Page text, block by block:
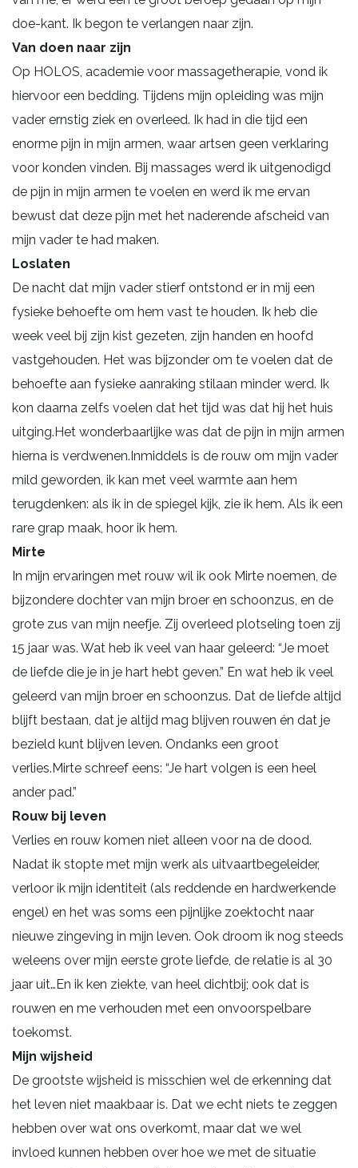
doe-kant. Ik begon te verlangen naar zijn.
Van doen naar zijn
Op HOLOS, academie voor massagetherapie, vond ik
hiervoor een bedding. Tijdens mijn opleiding was mijn
vader ernstig ziek en overleed. Ik had in die tijd een
enorme pijn in mijn armen, waar artsen geen verklaring
voor konden vinden. Bij massages werd ik uitgenodigd
de pijn in mijn armen te voelen en werd ik me ervan
bewust dat deze pijn met het naderende afscheid van
mijn vader te had maken.
Loslaten
De nacht dat mijn vader stierf ontstond er in mij een
fysieke behoefte om hem vast te houden. Ik heb die
week veel bij zijn kist gezeten, zijn handen en hoofd
vastgehouden. Het was bijzonder om te voelen dat de
behoefte aan fysieke aanraking stilaan minder werd. Ik
kon daarna zelfs voelen dat het tijd was dat hij het huis
uitging.Het wonderbaarlijke was dat de pijn in mijn armen
hierna is verdwenen.Inmiddels is de rouw om mijn vader
mild geworden, ik kan met veel warmte aan hem
terugdenken: als ik in de spiegel kijk, zie ik hem. Als ik een
rare grap maak, hoor ik hem.
Mirte
In mijn ervaringen met rouw wil ik ook Mirte noemen, de
bijzondere dochter van mijn broer en schoonzus, en de
grote zus van mijn neefje. Zij overleed plotseling toen zij
15 jaar was. Wat heb ik veel van haar geleerd: “Je moet
de liefde die je in je hart hebt geven.” En wat heb ik veel
geleerd van mijn broer en schoonzus. Dat de liefde altijd
blijft bestaan, dat je altijd mag blijven rouwen én dat je
bezield kunt blijven leven. Ondanks een groot
verlies.Mirte schreef eens: “Je hart volgen is een heel
ander pad.”
Rouw bij leven
Verlies en rouw komen niet alleen voor na de dood.
Nadat ik stopte met mijn werk als uitvaartbegeleider,
verloor ik mijn identiteit (als reddende en hardwerkende
engel) en het was soms een pijnlijke zoektocht naar
nieuwe zingeving in mijn leven. Ook droom ik nog steeds
weleens over mijn eerste grote liefde, de relatie is al 30
jaar uit…En ik ken ziekte, van heel dichtbij; ook dat is
rouwen en me verhouden met een onvoorspelbare
toekomst.
Mijn wijsheid
De grootste wijsheid is misschien wel de erkenning dat
het leven niet maakbaar is. Dat we echt niets te zeggen
hebben over wat ons overkomt, maar dat we wel
invloed kunnen hebben over hoe we met de situatie